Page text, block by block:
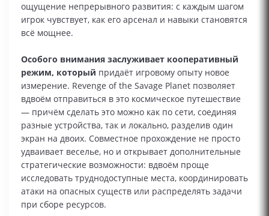
ощущение непрерывного развития: с каждым шагом
игрок чувствует, как его арсенал и навыки становятся
всё мощнее.
Особого внимания заслуживает кооперативный
режим, который придаёт игровому опыту новое
измерение. Revenge of the Savage Planet позволяет
вдвоём отправиться в это космическое путешествие
— причём сделать это можно как по сети, соединяя
разные устройства, так и локально, разделив один
экран на двоих. Совместное прохождение не просто
удваивает веселье, но и открывает дополнительные
стратегические возможности: вдвоём проще
исследовать труднодоступные места, координировать
атаки на опасных существ или распределять задачи
при сборе ресурсов.